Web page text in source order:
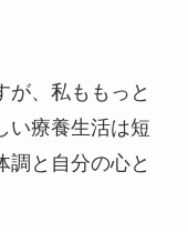
が、私ももっと
い療養生活は短
調と自分の心と